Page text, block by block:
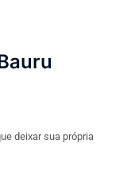
deixar sua própria